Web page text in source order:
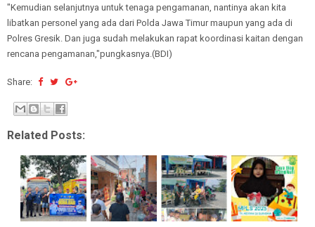
"Kemudian selanjutnya untuk tenaga pengamanan, nantinya akan kita
libatkan personel yang ada dari Polda Jawa Timur maupun yang ada di
Polres Gresik. Dan juga sudah melakukan rapat koordinasi kaitan dengan
rencana pengamanan,"pungkasnya.(BDI)
Share:
Related Posts: